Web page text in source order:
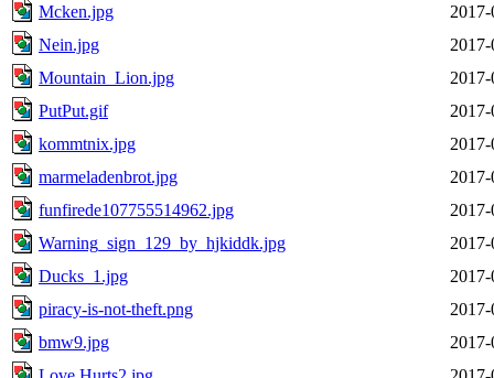
Mcken.jpg
Nein.jpg
Mountain_Lion.jpg
PutPut.gif
kommtnix.jpg
marmeladenbrot.jpg
funfirede107755514962.jpg
Warning_sign_129_by_hjkiddk.jpg
Ducks_1.jpg
piracy-is-not-theft.png
bmw9.jpg